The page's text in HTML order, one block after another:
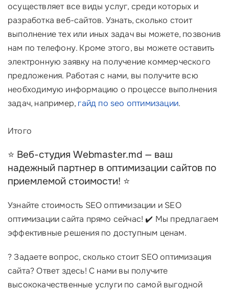
осуществляет все виды услуг, среди которых и
разработка веб-сайтов. Узнать, сколько стоит
выполнение тех или иных задач вы можете, позвонив
нам по телефону. Кроме этого, вы можете оставить
электронную заявку на получение коммерческого
предложения. Работая с нами, вы получите всю
необходимую информацию о процессе выполнения
задач, например, гайд по seo оптимизации.
Итого
⭐️ Веб-студия Webmaster.md — ваш
надежный партнер в оптимизации сайтов по
приемлемой стоимости! ⭐️
Узнайте стоимость SEO оптимизации и SEO
оптимизации сайта прямо сейчас! ✔️ Мы предлагаем
эффективные решения по доступным ценам.
? Задаете вопрос, сколько стоит SEO оптимизация
сайта? Ответ здесь! С нами вы получите
высококачественные услуги по самой выгодной